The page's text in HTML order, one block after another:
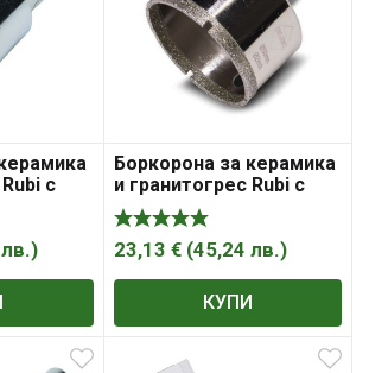
с
с
лв.)
Боркорона за керамика
и гранитогрес Rubi с
диамантена посипка с
цилиндрична опашка
40х35 мм, Easygres
23,13 € (45,24 лв.)
КУПИ